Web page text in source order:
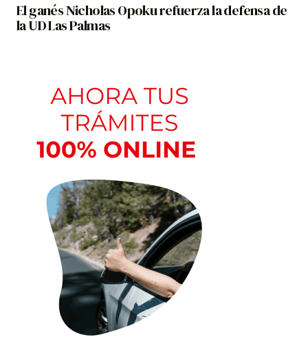
El ganés Nicholas Opoku refuerza la defensa de
la UD Las Palmas